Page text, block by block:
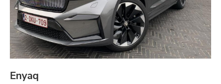
Enyaq